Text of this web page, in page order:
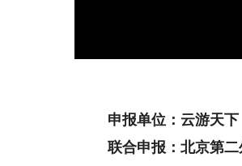
申报单位：云游天下
联合申报：北京第二